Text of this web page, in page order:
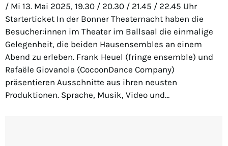
/ Mi 13. Mai 2025, 19.30 / 20.30 / 21.45 / 22.45 Uhr
Starterticket In der Bonner Theaternacht haben die
Besucher:innen im Theater im Ballsaal die einmalige
Gelegenheit, die beiden Hausensembles an einem
Abend zu erleben. Frank Heuel (fringe ensemble) und
Rafaële Giovanola (CocoonDance Company)
präsentieren Ausschnitte aus ihren neusten
Produktionen. Sprache, Musik, Video und…